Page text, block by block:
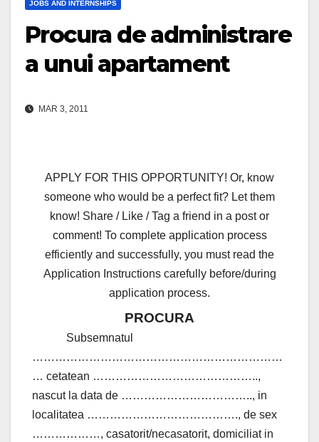
JOBS AND INTERNSHIPS
Procura de administrare
a unui apartament
MAR 3, 2011
APPLY FOR THIS OPPORTUNITY! Or, know
someone who would be a perfect fit? Let them
know! Share / Like / Tag a friend in a post or
comment! To complete application process
efficiently and successfully, you must read the
Application Instructions carefully before/during
application process.
PROCURA
Subsemnatul
…………………………………………………………
… cetatean ……………………………………..,
nascut la data de …………………………….., in
localitatea …………………………………., de sex
………………, casatorit/necasatorit, domiciliat in